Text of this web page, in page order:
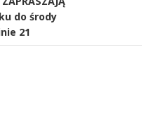
do środy
21